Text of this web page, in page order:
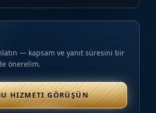
— kapsam ve yanıt süresini bir
önerelim.
HIZMETI GÖRÜŞÜN